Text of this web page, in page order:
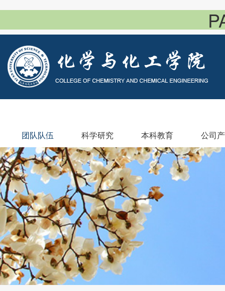
团队队伍 科学研究 本科教育 公司